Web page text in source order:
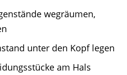
wegräumen,
unter den Kopf legen
am Hals